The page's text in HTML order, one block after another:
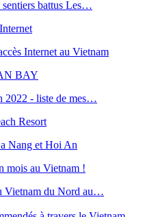
sentiers battus Les…
Internet au Vietnam
2022 - liste de mes…
Nang et Hoi An
Vietnam du Nord au…